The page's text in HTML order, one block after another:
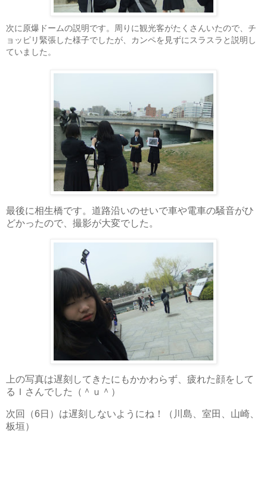
次に原爆ドームの説明です。周りに観光客がたくさんいたので、チ
ョッピリ緊張した様子でしたが、カンペを見ずにスラスラと説明し
ていました。
最後に相生橋です。道路沿いのせいで車や電車の騒音がひ
どかったので、撮影が大変でした。
上の写真は遅刻してきたにもかかわらず、疲れた顔をして
るＩさんでした（＾ｕ＾）
次回（6日）は遅刻しないようにね！（川島、室田、山崎、
板垣）